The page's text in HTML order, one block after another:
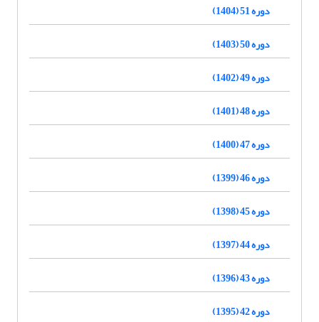
دوره 51 (1404)
دوره 50 (1403)
دوره 49 (1402)
دوره 48 (1401)
دوره 47 (1400)
دوره 46 (1399)
دوره 45 (1398)
دوره 44 (1397)
دوره 43 (1396)
دوره 42 (1395)